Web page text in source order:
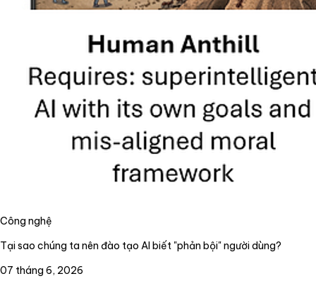
Công nghệ
Tại sao chúng ta nên đào tạo AI biết "phản bội" người dùng?
07 tháng 6, 2026